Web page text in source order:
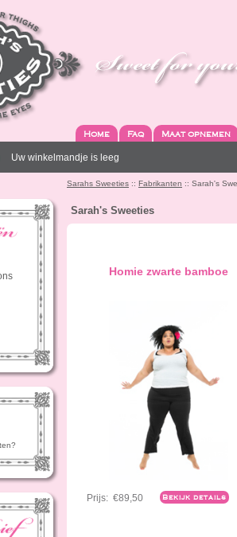
Home Faq Maat opnemen
Uw winkelmandje is leeg
Sarahs Sweeties :: Fabrikanten :: Sarah's
Sarah's Sweeties
Homie zwarte bamboe
Prijs: €89,50 Bekijk details